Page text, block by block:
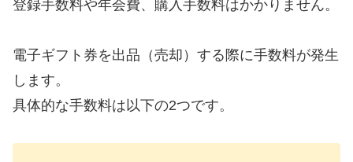
登録手数料や年会費、購入手数料はかかりません。
電子ギフト券を出品（売却）する際に手数料が発生
します。
具体的な手数料は以下の2つです。